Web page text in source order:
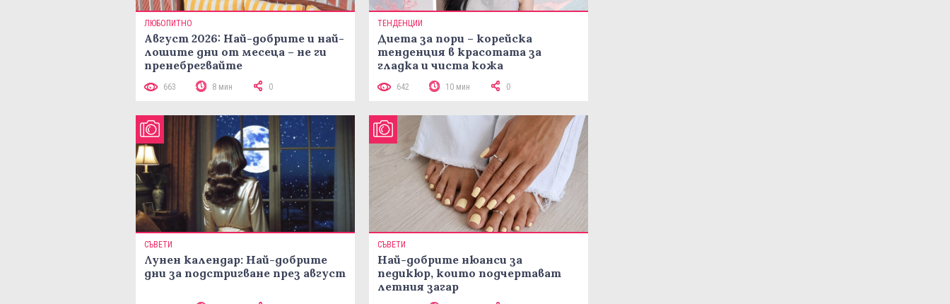
ЛЮБОПИТНО
Август 2026: Най-добрите и най-
лошите дни от месеца – не ги
пренебрегвайте
663 8 мин 0
ТЕНДЕНЦИИ
Диета за пори – корейска
тенденция в красотата за
гладка и чиста кожа
642 10 мин 0
СЪВЕТИ
Лунен календар: Най-добрите
дни за подстригване през август
СЪВЕТИ
Най-добрите нюанси за
педикюр, които подчертават
летния загар